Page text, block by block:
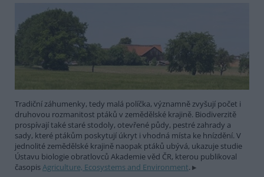
Tradiční záhumenky, tedy malá políčka, významně zvyšují počet i
druhovou rozmanitost ptáků v zemědělské krajině. Biodiverzitě
prospívají také staré stodoly, otevřené půdy, pestré zahrady a
sady, které ptákům poskytují úkryt i vhodná místa ke hnízdění. V
jednolité zemědělské krajině naopak ptáků ubývá, ukazuje studie
Ústavu biologie obratlovců Akademie věd ČR, kterou publikoval
časopisAgriculture, Ecosystems and Environment.